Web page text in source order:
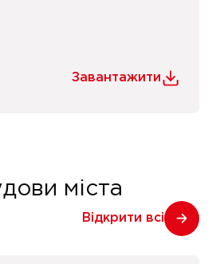
Завантажити
міста
Відкрити всі